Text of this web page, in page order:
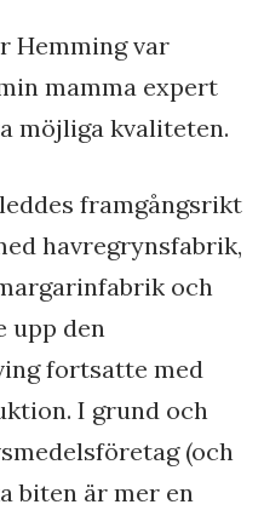
Hemming var
mamma expert
möjliga kvaliteten.
framgångsrikt
havregrynsfabrik,
och
upp den
fortsatte med
I grund och
(och
biten är mer en